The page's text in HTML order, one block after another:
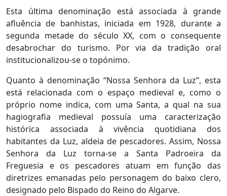
Esta última denominação está associada à grande
afluência de banhistas, iniciada em 1928, durante a
segunda metade do século XX, com o consequente
desabrochar do turismo. Por via da tradição oral
institucionalizou-se o topónimo.
Quanto à denominação “Nossa Senhora da Luz”, esta
está relacionada com o espaço medieval e, como o
próprio nome indica, com uma Santa, a qual na sua
hagiografia medieval possuía uma caracterização
histórica associada à vivência quotidiana dos
habitantes da Luz, aldeia de pescadores. Assim, Nossa
Senhora da Luz torna-se a Santa Padroeira da
Freguesia e os pescadores atuam em função das
diretrizes emanadas pelo personagem do baixo clero,
designado pelo Bispado do Reino do Algarve.